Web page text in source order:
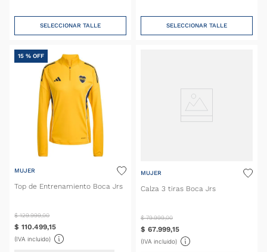
SELECCIONAR TALLE SELECCIONAR TALLE
15 % OFF
MUJER
Top de Entrenamiento Boca Jrs
$ 129.999,00
$ 110.499,15
(IVA incluido)
MUJER
Calza 3 tiras Boca Jrs
$ 79.999,00
$ 67.999,15
(IVA incluido)